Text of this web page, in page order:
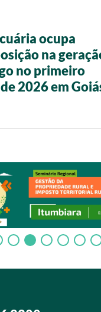
ocupa
na
no primeiro
2026 em